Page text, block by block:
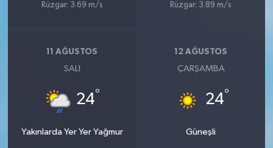
Rüzgar: 3.69 m/s
Rüzgar: 3.89 m/s
11 AĞUSTOS
SALI
24°
Yakınlarda Yer Yer Yağmur
12 AĞUSTOS
ÇARŞAMBA
24°
Güneşli